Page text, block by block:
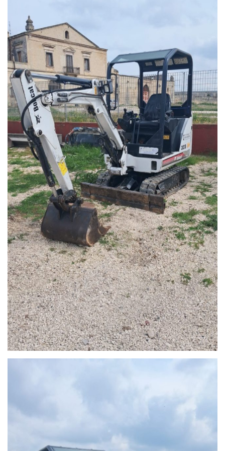
Rag.Nunzio Tedesco 3357483604
Michele Tedesco 3357483603